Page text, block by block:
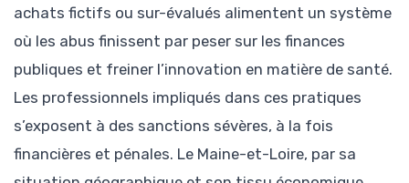
achats fictifs ou sur-évalués alimentent un système
où les abus finissent par peser sur les finances
publiques et freiner l’innovation en matière de santé.
Les professionnels impliqués dans ces pratiques
s’exposent à des sanctions sévères, à la fois
financières et pénales. Le Maine-et-Loire, par sa